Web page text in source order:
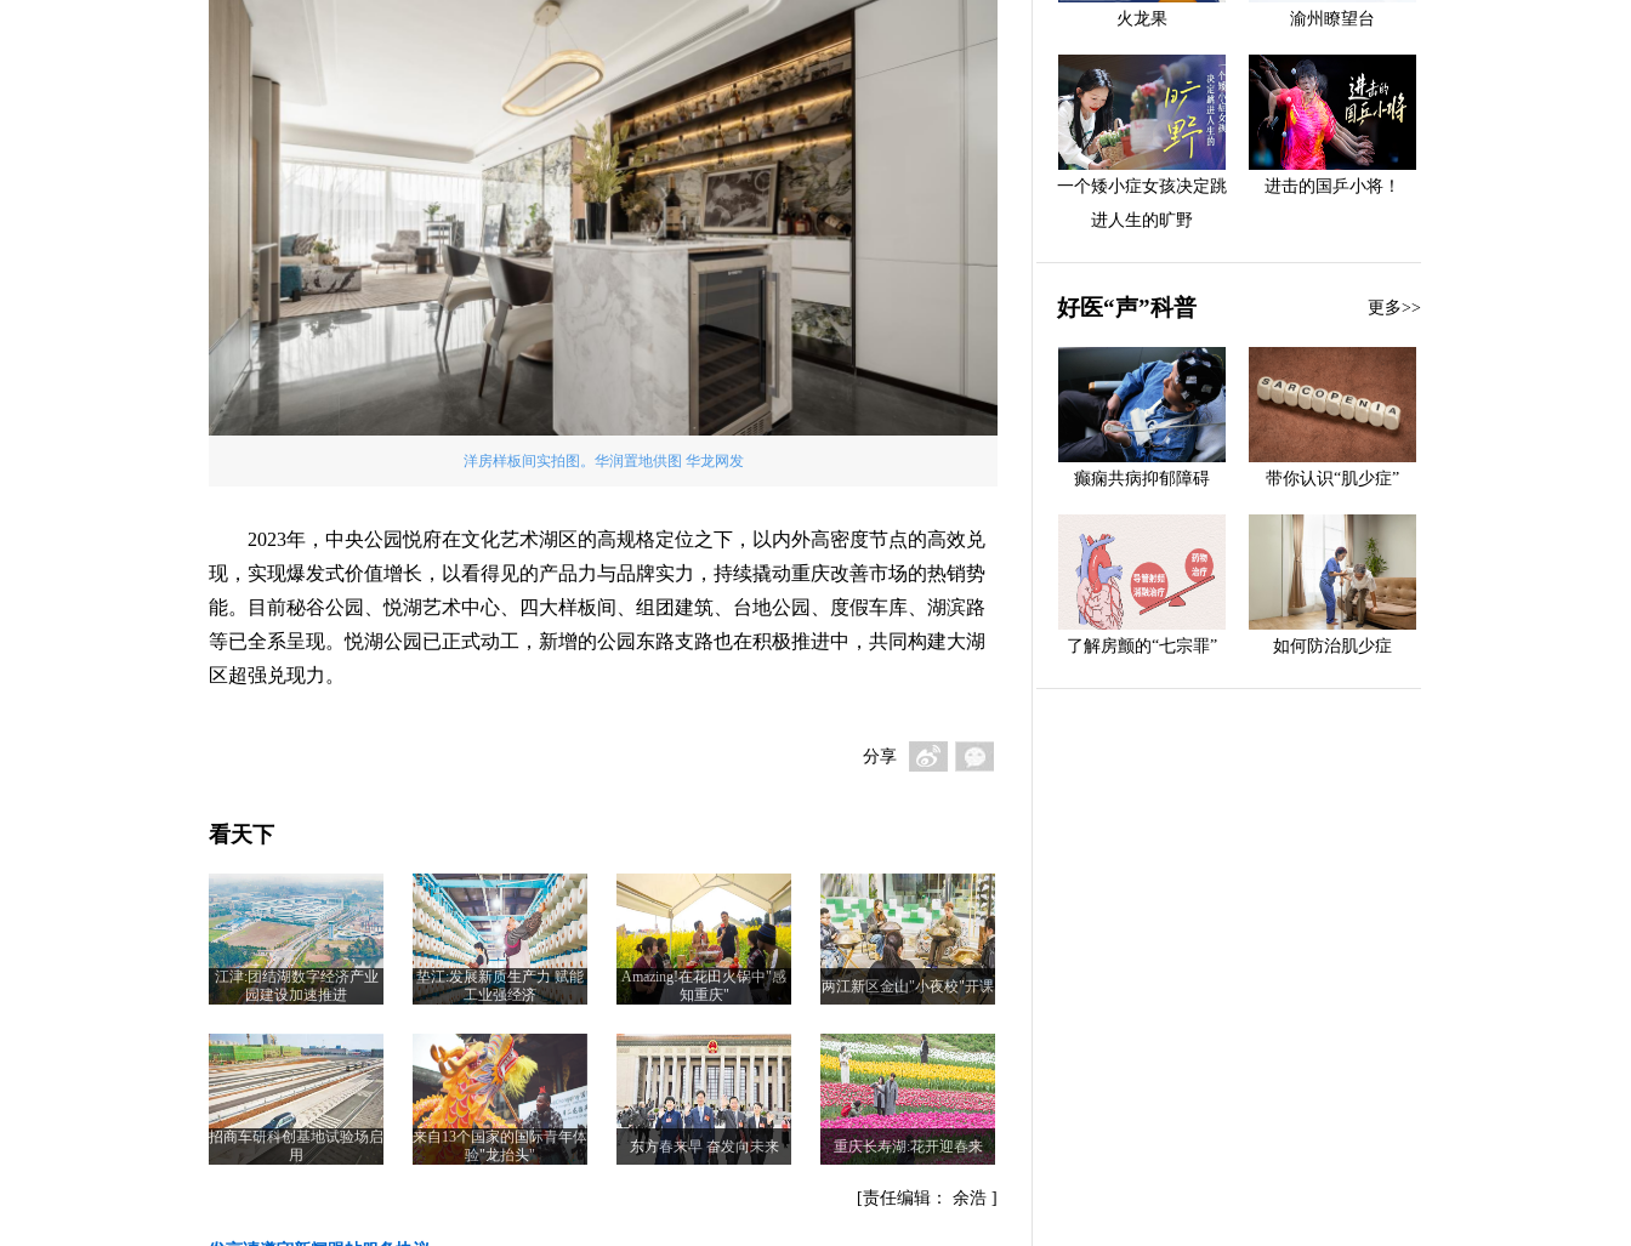
洋房样板间实拍图。华润置地供图 华龙网发
2023年，中央公园悦府在文化艺术湖区的高规格定位之下，以内外高密度节点的高效兑
现，实现爆发式价值增长，以看得见的产品力与品牌实力，持续撬动重庆改善市场的热销势
能。目前秘谷公园、悦湖艺术中心、四大样板间、组团建筑、台地公园、度假车库、湖滨路
等已全系呈现。悦湖公园已正式动工，新增的公园东路支路也在积极推进中，共同构建大湖
区超强兑现力。
分享
看天下
江津:团结湖数字经济产业
园建设加速推进
垫江:发展新质生产力 赋能
工业强经济
Amazing!在花田火锅中"感
知重庆"
两江新区金山"小夜校"开课
招商车研科创基地试验场启
用
来自13个国家的国际青年体
验"龙抬头"
东方春来早 奋发向未来 重庆长寿湖:花开迎春来
[责任编辑： 余浩 ]
火龙果 渝州瞭望台
一个矮小症女孩决定跳
进人生的旷野
进击的国乒小将！
好医“声”科普 更多>>
癫痫共病抑郁障碍 带你认识“肌少症”
了解房颤的“七宗罪” 如何防治肌少症